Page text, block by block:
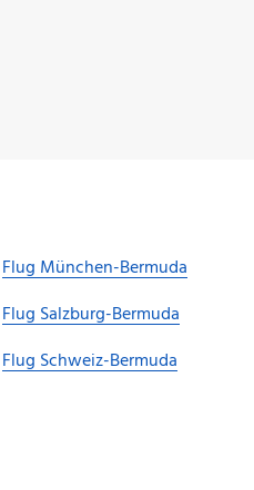
Flug München-Bermuda
Flug Salzburg-Bermuda
Flug Schweiz-Bermuda